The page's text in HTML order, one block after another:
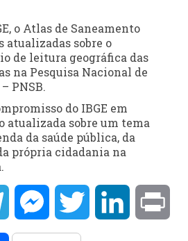
o Atlas de Saneamento
atualizadas sobre o
de leitura geográfica das
na Pesquisa Nacional de
PNSB.
do IBGE em
atualizada sobre um tema
da saúde pública, da
própria cidadania na
TelegramMessengerTwitter LinkedIn